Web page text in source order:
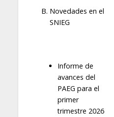
Novedades en el
SNIEG
Informe de
avances del
PAEG para el
primer
trimestre 2026